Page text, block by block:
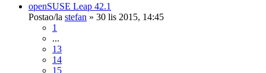
openSUSE Leap 42.1
Postao/la stefan » 30 lis 2015, 14:45
1
...
13
14
15